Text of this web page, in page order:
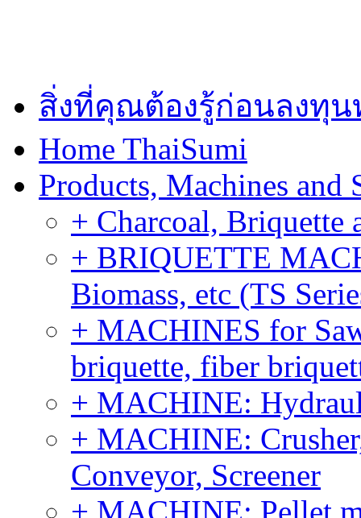
สิ่งที่คุณต้องรู้ก่อนลงทุ
Home ThaiSumi
Products, Machines and
+ Charcoal, Briquette
+ BRIQUETTE
Biomass, etc (TS
+ MACHINES for
briquette, fiber
+ MACHINE:
+ MACHINE:
Conveyor, Screener